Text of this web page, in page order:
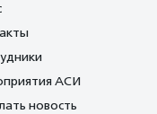
АСИ
новость